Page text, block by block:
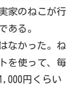
家のねこが行
ある。
なかった。ね
を使って、毎
円くらい